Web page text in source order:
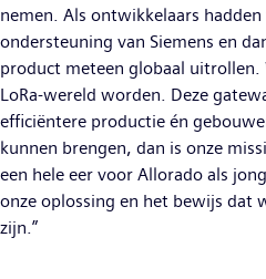
nemen. Als ontwikkelaars
ondersteuning van Siemens en
product meteen globaal uitrollen.
LoRa-wereld worden. Deze
efficiëntere productie én
kunnen brengen, dan is onze
een hele eer voor Allorado als
onze oplossing en het bewijs dat
zijn.”